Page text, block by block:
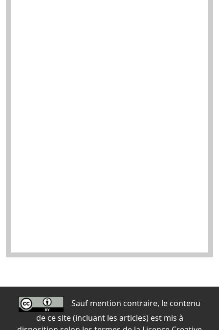
Sauf mention contraire, le contenu
de ce site (incluant les articles) est mis à